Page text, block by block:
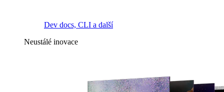
Dev docs, CLI a další
Neustálé inovace